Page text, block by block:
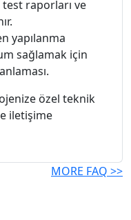
raporları ve
yapılanma
sağlamak için
özel teknik
iletişime
MORE FAQ >>